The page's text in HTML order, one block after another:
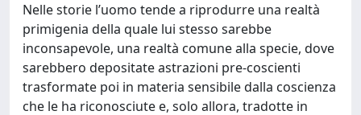
Nelle storie l’uomo tende a riprodurre una realtà
primigenia della quale lui stesso sarebbe
inconsapevole, una realtà comune alla specie, dove
sarebbero depositate astrazioni pre-coscienti
trasformate poi in materia sensibile dalla coscienza
che le ha riconosciute e, solo allora, tradotte in